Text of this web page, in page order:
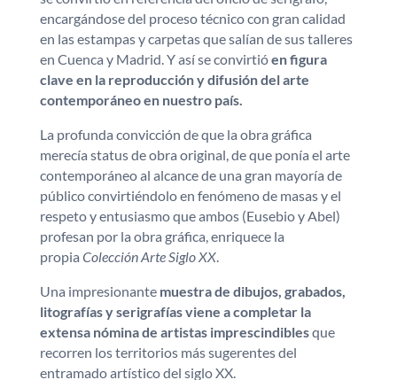
encargándose del proceso técnico con gran calidad
en las estampas y carpetas que salían de sus talleres
en Cuenca y Madrid. Y así se convirtióen figura
clave en la reproducción y difusión del arte
contemporáneo en nuestro país.
La profunda convicción de que la obra gráfica
merecía status de obra original, de que ponía el arte
contemporáneo al alcance de una gran mayoría de
público convirtiéndolo en fenómeno de masas y el
respeto y entusiasmo que ambos (Eusebio y Abel)
profesan por la obra gráfica, enriquece la
propia Colección Arte Siglo XX.
Una impresionante muestra de dibujos, grabados,
litografías y serigrafías viene a completar la
extensa nómina de artistas imprescindiblesque
recorren los territorios más sugerentes del
entramado artístico del siglo XX.